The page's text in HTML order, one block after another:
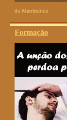
do Matrimônio
Formação